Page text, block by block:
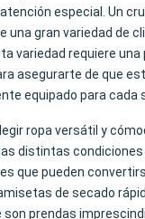
especial. Un
una gran variedad de
variedad requiere una
asegurarte de que
equipado para cada
ropa versátil y
distintas condiciones
que pueden
de secado
prendas